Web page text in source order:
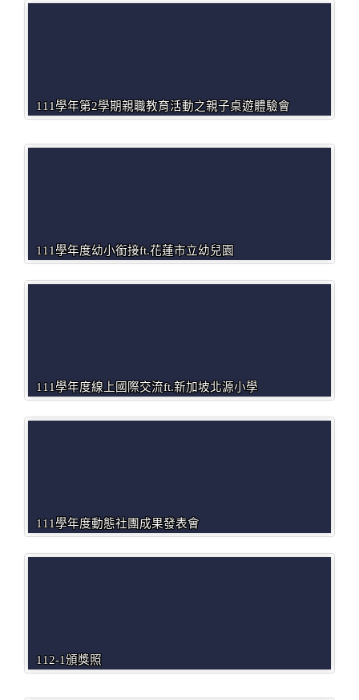
111學年第2學期親職教育活動之親子桌遊體驗會
111學年度幼小銜接ft.花蓮市立幼兒園
111學年度線上國際交流ft.新加坡北源小學
111學年度動態社團成果發表會
112-1頒獎照